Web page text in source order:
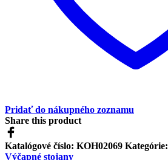
Pridať do nákupného zoznamu
Share this product
Katalógové číslo: KOH02069 Kategórie:
Výčapné stojany